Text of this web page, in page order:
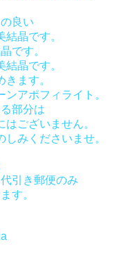
良い
晶です。
です。
晶です。
ます。
アポフィライト。
部分は
ございません。
みくださいませ。
引き郵便のみ
す。